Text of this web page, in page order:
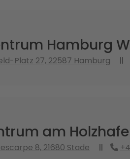
Hamburg
Platz 27, 22587 Hamburg
am
8, 21680 Stade